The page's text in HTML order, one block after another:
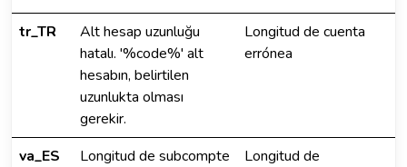
tr_TR
Alt hesap uzunluğu
hatalı. '%code%' alt
hesabın, belirtilen
uzunlukta olması
gerekir.
Longitud de cuenta
errónea
va_ES
Longitud de subcompte
Longitud de